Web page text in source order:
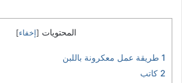
المحتويات [ إخفاء]
1 طريقة عمل معكرونة باللبن
2 كاتب